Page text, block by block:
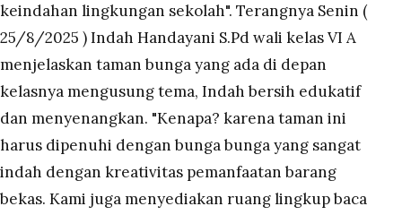
keindahan lingkungan sekolah". Terangnya Senin (
25/8/2025 ) Indah Handayani S.Pd wali kelas VI A
menjelaskan taman bunga yang ada di depan
kelasnya mengusung tema, Indah bersih edukatif
dan menyenangkan. "Kenapa? karena taman ini
harus dipenuhi dengan bunga bunga yang sangat
indah dengan kreativitas pemanfaatan barang
bekas. Kami juga menyediakan ruang lingkup baca